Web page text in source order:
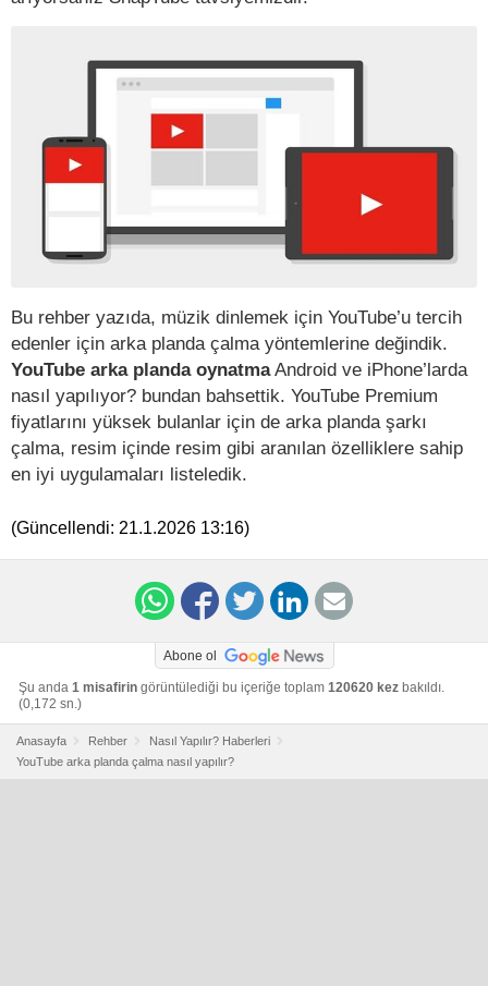
Bu rehber yazıda, müzik dinlemek için YouTube’u tercih
edenler için arka planda çalma yöntemlerine değindik.
YouTube arka planda oynatmaAndroid ve iPhone’larda
nasıl yapılıyor? bundan bahsettik. YouTube Premium
fiyatlarını yüksek bulanlar için de arka planda şarkı
çalma, resim içinde resim gibi aranılan özelliklere sahip
en iyi uygulamaları listeledik.
(Güncellendi: 21.1.2026 13:16)
Abone ol
Şu anda 1 misafirin görüntülediği bu içeriğe toplam 120620 kez bakıldı.
(0,172 sn.)
Anasayfa Rehber
Nasıl Yapılır? Haberleri
YouTube arka planda çalma nasıl yapılır?